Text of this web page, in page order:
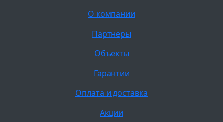
О компании
Партнеры
Объекты
Гарантии
Оплата и доставка
Акции